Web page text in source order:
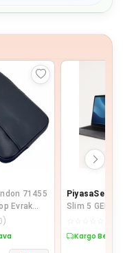
71455
Evrak
Lacivert
)
PiyasaSepeti
Slim 5
Koruyucu
Kargo